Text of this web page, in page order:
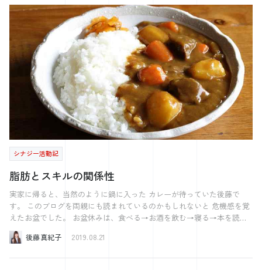
もちろん私自身もリーダーになった時に、 この言葉を忘れないよう 肌
身離さず持っていたいと思います。 【今週の何切る？】 さてさてや
ってまいりました。 先週の模範解答です。 東一局 自分は西家 ド
ラは西 4巡目でした。 今回の問題はマンズの２、ピンズの２、 ピン
ズの８、ソーズの４の4択になったと思います。 まずはじめに嵌張
（カンチャン：２４のような間の数字を待つ形）と 対子（トイツ：２
２のような同じ牌を２個もつ形）では どちらがいいの？ という話です
は２４の場合３を引けばいいので４枚あります 対子は２２からもう一
枚２を引くので２枚しかありません。 ので、嵌張の方がいいように思
もらえるので チーに比べて倍早いと言われています。 そんなことを
考えると 対子は手の中に２組ある状態が1番手を早く進めやすくなりま
す。 今回は手の中に対子が２組なので嵌張を嫌うわけです。 さてさ
て、２組ある嵌張のうちどちらを切るのかというと 答えはマンズの方
になります。 すなわちマンズの２が正解です。 ソーズの方を残して
おけば、一盃口のチャンスができますし、 ソーズの７を引いた時に対
子がもう１組できてさらに手を早く進めやすくなります。 以上の理由
によりマンズの２になります。 普段から4人打ちに慣れ親しんでいる
方なら 結構すぐ分かったかもしれませんね。 さて今回の問題です。
1,2年目というのは、「評価制度がうちにはあるから、上司の提案した
成果を出すための行動を立てよう！」くらいの気持ちでした。 しか
し、3年目となり営業の数字などを見るようになり、如何にして計画に
数字を近づけるかを考えているとこの評価制度というのはとても良い機
会となります。 四半期のはじめに評価を設定すると同時に計画数値を
確認し、「そこに向けてどのような行動をするのか？」「どのような流
れで計画数値に成果を持っていくのか？」を考えていきます。 そし
て、考えたものを上司と一緒に話をしながら、良いものはそのまま実行
に移していき、 改善が必要なものは話をしながらヒントを得て再度作
そ、その結果に納得がいく】 というのもありますが、私の中ではPDCA
サイクルの【P】を質の高いものにする機会としてとても良いと感じて
います。 また、上司の視点からも良い点があります。 それは定期的
な面談の良い機会となることです。 評価を定量化しているため、 部
下の仕事上での調子の善し悪しが数値でわかり、ケアがしやすいです。
人手不足で大変な時代だからこそ、 なるべく早めに危険信号を察知
し、対策を練ることが必要となります。 そういう意味でも、評価制度
と採用には繋がりがあると私は感じています。 自分で考えた結果だか
ら納得ができ、自分で考えた道筋で成果を出せたから自信がつく。 採
シナジー活動記
脂肪とスキルの関係性
実家に帰ると、当然のように鍋に入った カレーが待っていた後藤で
す。 このブログを両親にも読まれているのかもしれないと 危機感を覚
えたお盆でした。 お盆休みは、食べる→お酒を飲む→寝る→本を読む
を ひたすら繰り返していました。 気のせいかもしれませんが、スーツ
がきつい･･･ 相談したスタッフさんが言ってくれた、 「短期間でつい
後藤真紀子 2019.08.21